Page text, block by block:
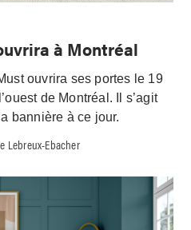
à Montréal
ouvrira ses portes le 19
de Montréal. Il s’agit
bannière à ce jour.
Lebreux-Ebacher